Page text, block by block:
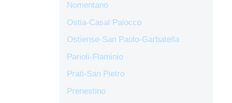
Nomentano
Ostia-Casal Palocco
Ostiense-San Paolo-Garbatella
Parioli-Flaminio
Prati-San Pietro
Prenestino